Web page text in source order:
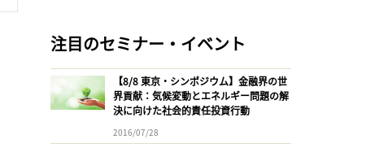
注目のセミナー・イベント
【8/8 東京・シンポジウム】金融界の世
界貢献：気候変動とエネルギー問題の解
決に向けた社会的責任投資行動
2016/07/28